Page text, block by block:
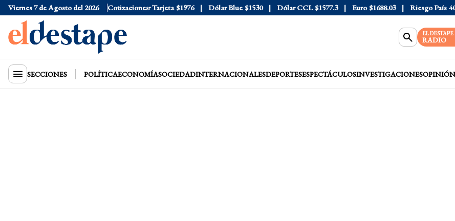
Viernes 7 de Agosto del 2026 Cotizaciones
Dólar Oficial $1520 Dólar Tarjeta $1976 Dólar Blue $1530 Dólar CCL $1577.3 Euro $1688.03 Riesgo País 408
EL DESTAPE
RADIO
SECCIONES POLÍTICAECONOMÍASOCIEDADINTERNACIONALESDEPORTESESPECTÁCULOSINVESTIGACIONESOPINIÓN